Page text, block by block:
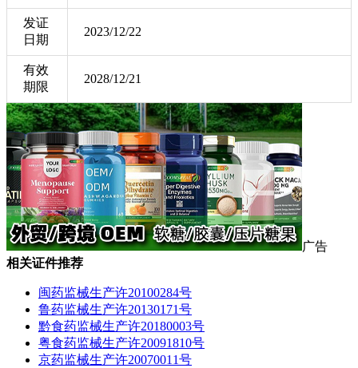
发证
日期
2023/12/22
有效
期限
2028/12/21
广告
相关证件推荐
闽药监械生产许20100284号
鲁药监械生产许20130171号
黔食药监械生产许20180003号
粤食药监械生产许20091810号
京药监械生产许20070011号